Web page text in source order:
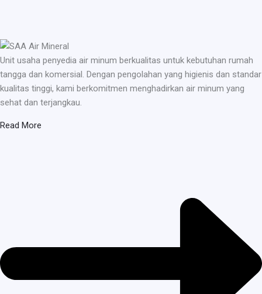
Unit usaha penyedia air minum berkualitas untuk kebutuhan rumah
tangga dan komersial. Dengan pengolahan yang higienis dan standar
kualitas tinggi, kami berkomitmen menghadirkan air minum yang
sehat dan terjangkau.
Read More